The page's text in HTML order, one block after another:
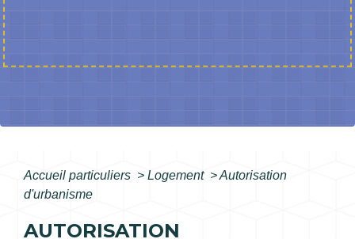
Accueil particuliers > Logement >Autorisation
d'urbanisme
AUTORISATION